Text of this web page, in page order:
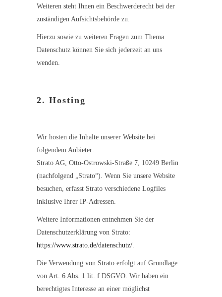
Weiteren steht Ihnen ein Beschwerderecht bei der
zuständigen Aufsichtsbehörde zu.
Hierzu sowie zu weiteren Fragen zum Thema
Datenschutz können Sie sich jederzeit an uns
wenden.
2. Hosting
Wir hosten die Inhalte unserer Website bei
folgendem Anbieter:
Strato AG, Otto-Ostrowski-Straße 7, 10249 Berlin
(nachfolgend „Strato“). Wenn Sie unsere Website
besuchen, erfasst Strato verschiedene Logfiles
inklusive Ihrer IP-Adressen.
Weitere Informationen entnehmen Sie der
Datenschutzerklärung von Strato:
https://www.strato.de/datenschutz/
Die Verwendung von Strato erfolgt auf Grundlage
von Art. 6 Abs. 1 lit. f DSGVO. Wir haben ein
berechtigtes Interesse an einer möglichst